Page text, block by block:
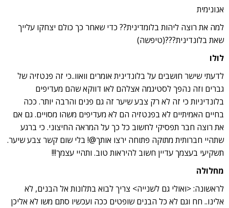
אנונימית
למה את רוצה ליהות בלומדינית?? כדי שאחר כך כולם יצחקו עלייך
שאת בלונדינית???(טיפשה)
לולו
לדעתי שישר חושבים על בלונדינית אומרים וואוו..כי זה פנטזיה של
גברים וזה נהפך לסטיגמה אצלהם לאו דווקא שהם מעדיפים
בלונדיניות כי זה לא רק צבע שיער זה גם פנים והרבה יותר. ככה
בחיים האמיתיים לא בפנטזיה הם לא מעדיפים משהו מסויים. גם אם
את רוצה חבר תפסיקי לחשוב כל כך על המראה החיצוני. כי ברגע
שתהיי חברותית מתוקה פתוחה ירצו אותך@! בלי שום קשר צבע שיער.
תשקיעי בעצמך עדיין חשוב להיראות טוב. ותהיי עצמך!!!
מחלולה
לראשונה: <ואולי גם לשנייה> צריך לבוא בתלונות אל הבנים, לא
אלינו.. חח וגם לא כל הבנים שופטים ככה ועכשיו סתם משו לא אליכן